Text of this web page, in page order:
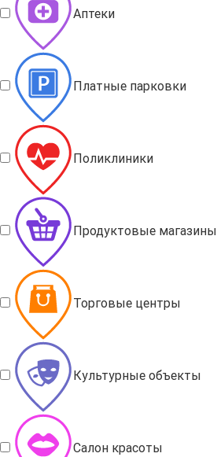
Аптеки
Платные парковки
Поликлиники
Продуктовые магазины
Торговые центры
Культурные объекты
Салон красоты